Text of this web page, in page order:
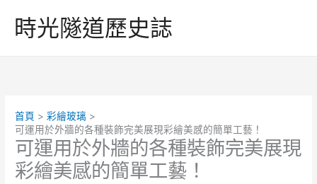
時光隧道歷史誌
首頁
彩繪玻璃
可運用於外牆的各種裝飾完美展現彩繪美感的簡單工藝！
可運用於外牆的各種裝飾完美展現
彩繪美感的簡單工藝！